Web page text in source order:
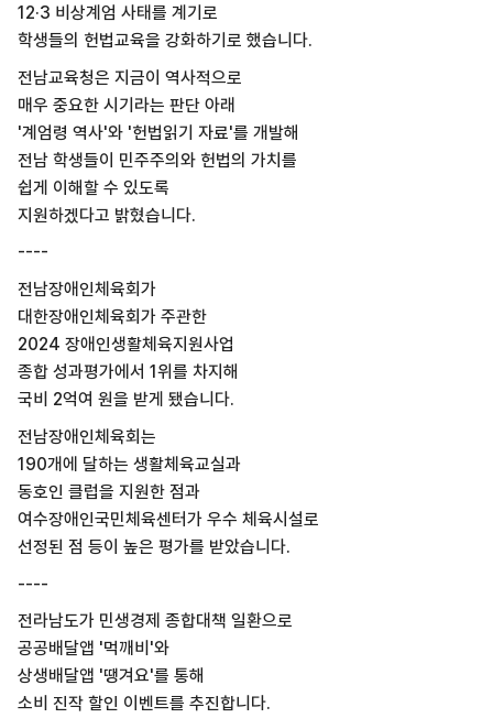
12·3 비상계엄 사태를 계기로
학생들의 헌법교육을 강화하기로 했습니다.
전남교육청은 지금이 역사적으로
매우 중요한 시기라는 판단 아래
'계엄령 역사'와 '헌법읽기 자료'를 개발해
전남 학생들이 민주주의와 헌법의 가치를
쉽게 이해할 수 있도록
지원하겠다고 밝혔습니다.
----
전남장애인체육회가
대한장애인체육회가 주관한
2024 장애인생활체육지원사업
종합 성과평가에서 1위를 차지해
국비 2억여 원을 받게 됐습니다.
전남장애인체육회는
190개에 달하는 생활체육교실과
동호인 클럽을 지원한 점과
여수장애인국민체육센터가 우수 체육시설로
선정된 점 등이 높은 평가를 받았습니다.
----
전라남도가 민생경제 종합대책 일환으로
공공배달앱 '먹깨비'와
상생배달앱 '땡겨요'를 통해
소비 진작 할인 이벤트를 추진합니다.